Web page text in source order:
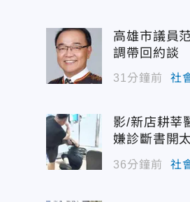
高雄市議員
調帶回約談
31分鐘前 社
影/新店耕
嫌診斷書開
36分鐘前 社